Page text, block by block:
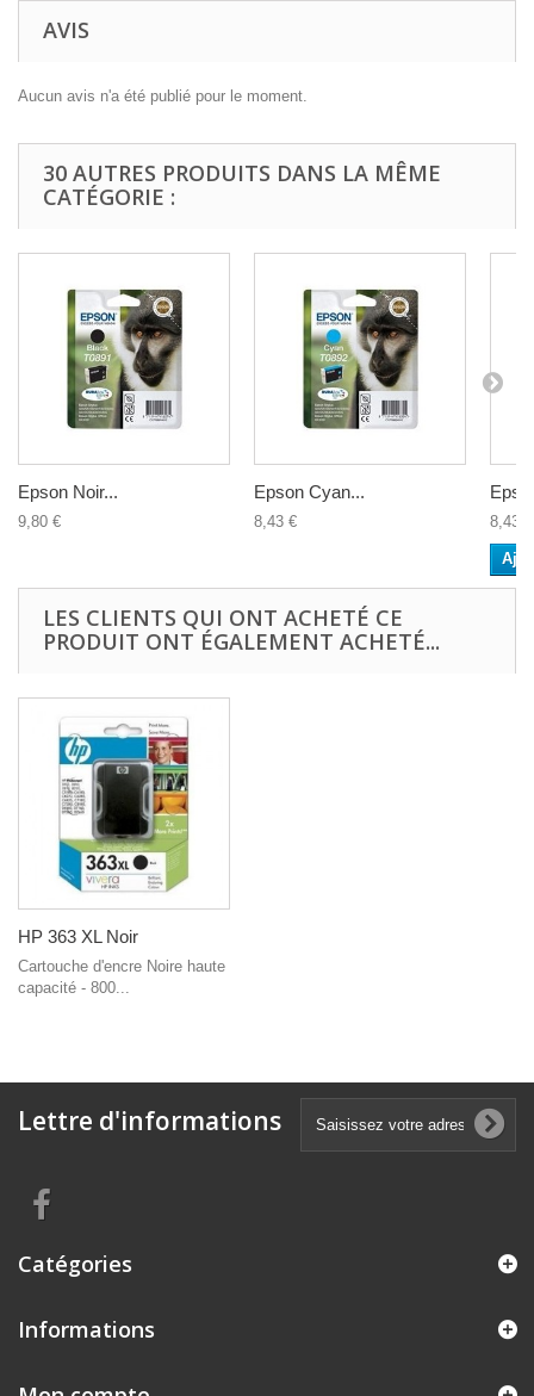
AVIS
Aucun avis n'a été publié pour le moment.
30 AUTRES PRODUITS DANS LA MÊME
CATÉGORIE :
Epson Noir...
9,80 €
Epson Cyan...
8,43 € 8,43 €
LES CLIENTS QUI ONT ACHETÉ CE
PRODUIT ONT ÉGALEMENT ACHETÉ...
HP 363 XL Noir
Cartouche d'encre Noire haute
capacité - 800...
Lettre d'informations
Catégories
Informations